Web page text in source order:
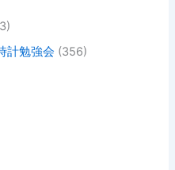
計勉強会 (356)